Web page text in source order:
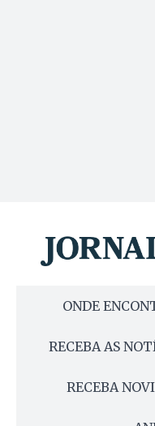
ONDE
RECEBA AS
RECEBA